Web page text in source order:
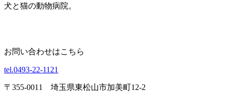
犬と猫の動物病院。
お問い合わせはこちら
tel.0493-22-1121
〒355-0011 埼玉県東松山市加美町12-2